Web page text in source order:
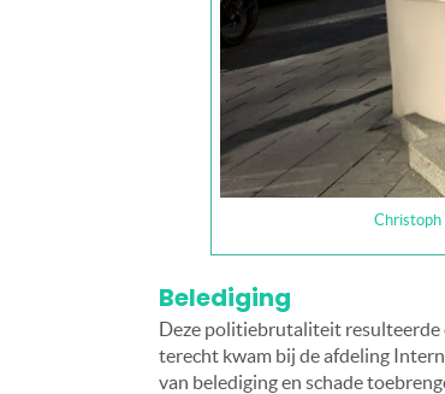
Christoph
Belediging
Deze politiebrutaliteit resulteerde
terecht kwam bij de afdeling
van belediging en schade